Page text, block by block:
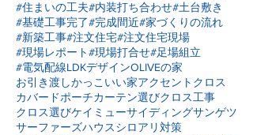
#住まいの工夫#内装打ち合わせ#土台敷き
#基礎工事完了#完成間近#家づくりの流れ
#新築工事#注文住宅#注文住宅現場
#現場レポート#現場打合せ#足場組立
#電気配線LDKデザインOLIVEの家
お引き渡しかっこいい家アクセントクロス
カバードポーチカーテン選びクロス工事
クロス選びケイミューサイディングサンゲツ
サーファーズハウスシロアリ対策